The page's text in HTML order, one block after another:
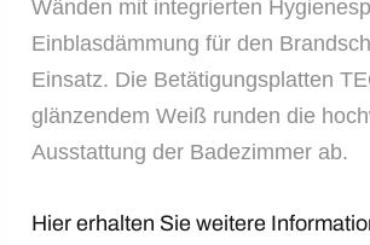
Wänden mit integrierten
Einblasdämmung für den
Einsatz. Die Betätigungsplatten
glänzendem Weiß runden die
Ausstattung der Badezimmer ab.
Hier erhalten Sie weitere